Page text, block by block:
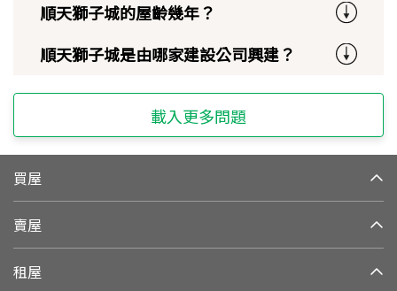
順天獅子城的屋齡幾年？
順天獅子城是由哪家建設公司興建？
載入更多問題
買屋
賣屋
租屋